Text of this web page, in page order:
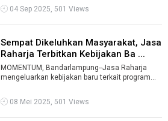
04 Sep 2025, 501 Views
Sempat Dikeluhkan Masyarakat, Jasa
Raharja Terbitkan Kebijakan Ba ...
MOMENTUM, Bandarlampung--Jasa Raharja
mengeluarkan kebijakan baru terkait program
...
08 Mei 2025, 501 Views